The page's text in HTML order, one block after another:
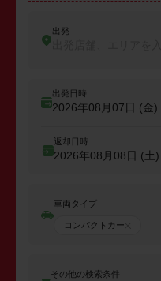
出発
出発日時
2026年08月07日 (金)
返却日時
2026年08月08日 (土)
車両タイプ
コンパクトカー
その他の検索条件